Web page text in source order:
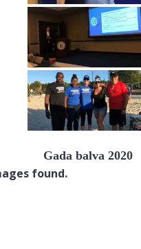
Gada balva 2020
found.